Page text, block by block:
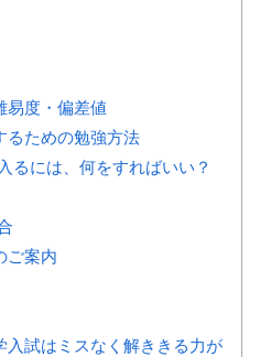
易度・偏差値
るための勉強方法
るには、何をすればいい？
ご案内
入試はミスなく解ききる力が